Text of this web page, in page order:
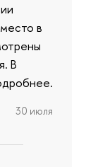
в
В
30 июля